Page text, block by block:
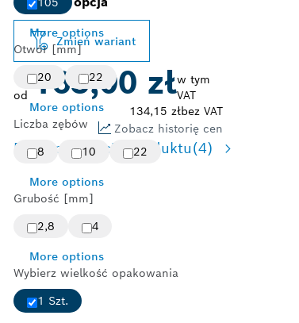
More options
Otwór [mm]
20
22
More options
Liczba zębów
8
10 22
More options
Grubość [mm]
2,8
4
More options
Wybierz wielkość opakowania
1 Szt.
Zmień wariant
od 165,00 złw tym
VAT
134,15 złbez VAT
Zobacz historię cen
Dostępne opcje produktu(4)